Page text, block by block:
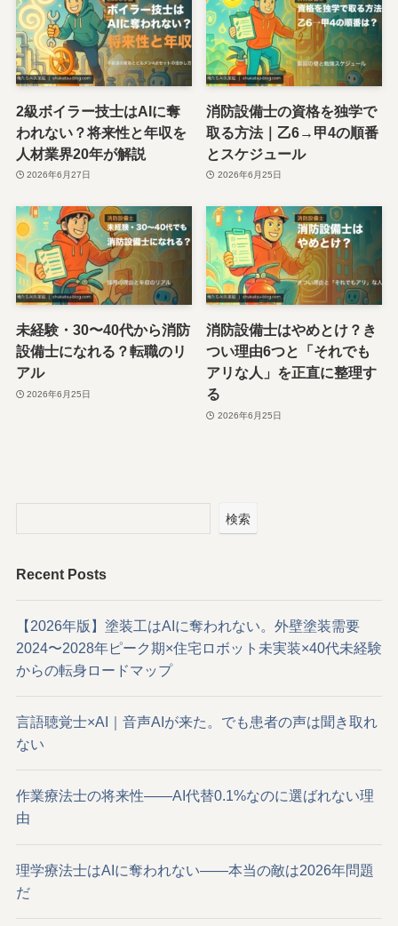
2級ボイラー技士はAIに奪
われない？将来性と年収を
人材業界20年が解説
2026年6月27日
消防設備士の資格を独学で
取る方法｜乙6→甲4の順番
とスケジュール
2026年6月25日
未経験・30〜40代から消防
設備士になれる？転職のリ
アル
2026年6月25日
消防設備士はやめとけ？き
つい理由6つと「それでも
アリな人」を正直に整理す
る
2026年6月25日
検索
Recent Posts
【2026年版】塗装工はAIに奪われない。外壁塗装需要
2024〜2028年ピーク期×住宅ロボット未実装×40代未経験
からの転身ロードマップ
言語聴覚士×AI｜音声AIが来た。でも患者の声は聞き取れ
ない
作業療法士の将来性——AI代替0.1%なのに選ばれない理
由
理学療法士はAIに奪われない——本当の敵は2026年問題
だ